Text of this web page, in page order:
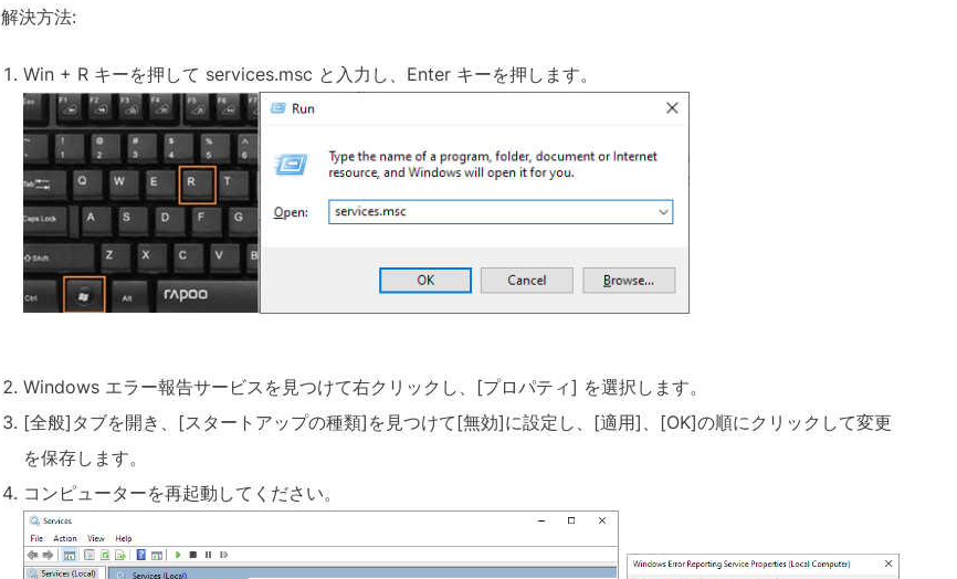
解決方法:
Win + R キーを押して services.msc と入力し、Enter キーを押します。
Windows エラー報告サービスを見つけて右クリックし、[プロパティ] を選択します。
[全般]タブを開き、[スタートアップの種類]を見つけて[無効]に設定し、[適用]、[OK]の順にクリックして変更
を保存します。
コンピューターを再起動してください。